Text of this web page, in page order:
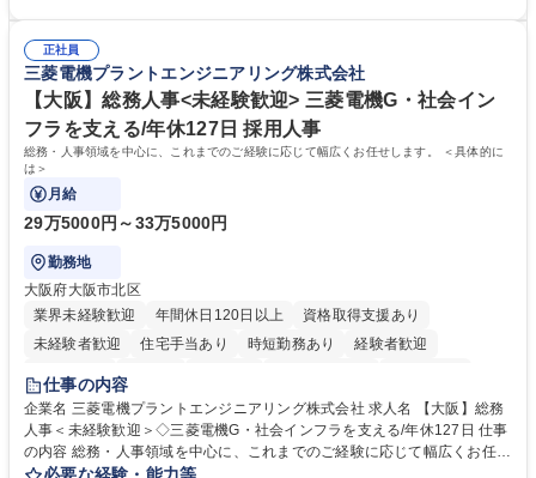
の他に担当頂く業務が発生する場合があります。 募集職種 【営業事務】
業務職/三井物産グループ/平均残業時間10H/完全週休2日
ション力がある方。 ・チャレンジを厭わず、粘り強く業務に取り組める
方。多様な関係者と謙虚に信頼関係を構築でき、期限を意識したスケジュ
ール管理が出来る方。※将来的に他部署（営業部門、コーポレート部門）
へのジョブローテーションの可能性があります。 学歴・資格 学歴：大学
院 大学 語学力： 資格：宅地建物取引士
正社員
三菱電機プラントエンジニアリング株式会社
【大阪】総務人事<未経験歓迎> 三菱電機G・社会イン
フラを支える/年休127日 採用人事
総務・人事領域を中心に、これまでのご経験に応じて幅広くお任せします。 ＜具体的に
は＞
月給
29万5000円～33万5000円
勤務地
大阪府大阪市北区
業界未経験歓迎
年間休日120日以上
資格取得支援あり
未経験者歓迎
住宅手当あり 時短勤務あり
経験者歓迎
退職金あり
駅近5分以内
土日祝休み 服装自由 寮・社宅あり 食事補助あり
仕事の内容
企業名 三菱電機プラントエンジニアリング株式会社 求人名 【大阪】総務
人事＜未経験歓迎＞◇三菱電機G・社会インフラを支える/年休127日 仕事
の内容 総務・人事領域を中心に、これまでのご経験に応じて幅広くお任せ
します。 ＜具体的には＞ ・総務/人事労務（給与・社保・勤怠管理など）